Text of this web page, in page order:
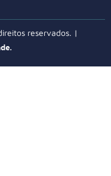
reservados. |